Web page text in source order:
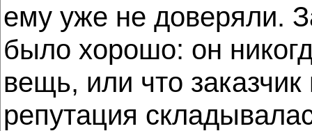
ему уже не доверяли.
было хорошо: он
вещь, или что
репутация